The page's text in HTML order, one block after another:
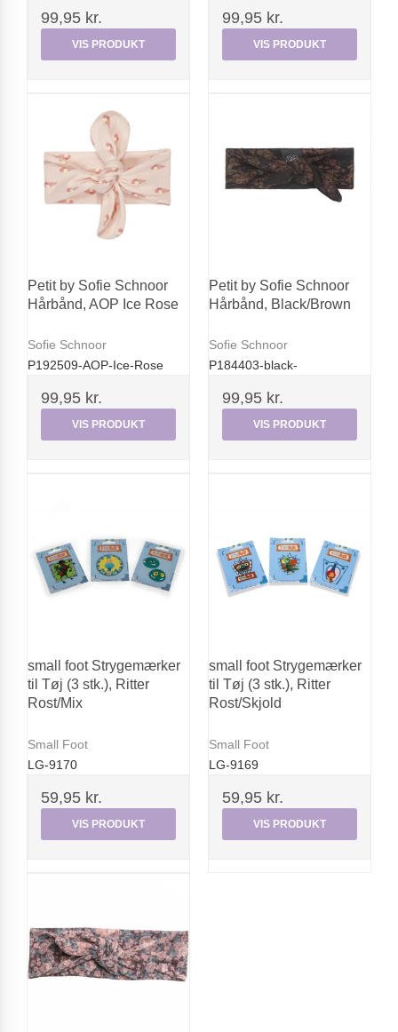
99,95 kr.
VIS PRODUKT
99,95 kr.
VIS PRODUKT
Petit by Sofie Schnoor
Hårbånd, AOP Ice Rose
Sofie Schnoor
P192509-AOP-Ice-Rose
99,95 kr.
VIS PRODUKT
Petit by Sofie Schnoor
Hårbånd, Black/Brown
Sofie Schnoor
P184403-black-
99,95 kr.
VIS PRODUKT
small foot Strygemærker
til Tøj (3 stk.), Ritter
Rost/Mix
Small Foot
LG-9170
59,95 kr.
VIS PRODUKT
small foot Strygemærker
til Tøj (3 stk.), Ritter
Rost/Skjold
Small Foot
LG-9169
59,95 kr.
VIS PRODUKT